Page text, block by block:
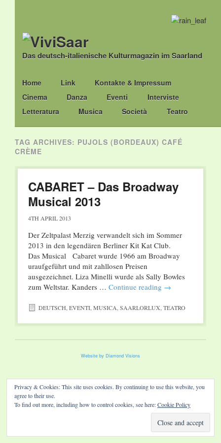
Das deutsch-italienische Kulturmagazin im Saarland
Main menu
Skip
to
content
Home Link
Kontakte & Impressum
Cinema
Danza Eventi
Interviste
Letteratura
Musica Società Teatro
TAG ARCHIVES: PUJOLS (BORDEAUX) CAFÉ
CRÈME
CABARET – Das Broadway
Musical 2013
4TH APRIL 2013
Der Zeltpalast Merzig verwandelt sich im Sommer
2013 in den legendären Berliner Kit Kat Club.
Das Musical Cabaret wurde 1966 am Broadway
uraufgeführt und mit zahllosen Preisen
ausgezeichnet. Liza Minelli wurde als Sally Bowles
zum Weltstar. Kanders … Continue reading →
DEUTSCH,EVENTI,MUSICA,SAARLORLUX,TEATRO
Website by Diamond Visions
Privacy & Cookies: This site uses cookies. By continuing to use this website, you
agree to their use.
To find out more, including how to control cookies, see here:Cookie Policy